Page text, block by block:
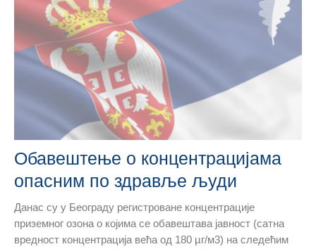
Обавештење о концентрацијама
опасним по здравље људи
Данас су у Београду регистроване концентрације
приземног озона о којима се обавештава јавност (сатна
вредност концентрација већа од 180 µг/м3) на следећим